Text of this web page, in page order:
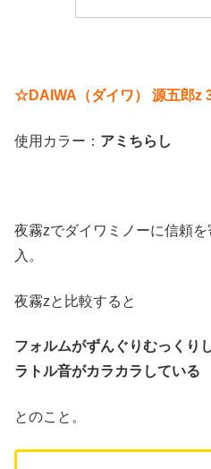
☆DAIWA（ダイワ） 源五郎z
使用カラー： アミちらし
夜霧zでダイワミノーに信頼
入。
夜霧zと比較すると
フォルムがずんぐりむっくり
ラトル音がカラカラしている
とのこと。